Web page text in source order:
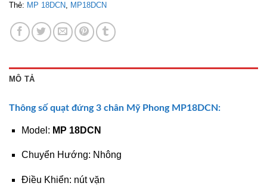
Thẻ: MP 18DCN, MP18DCN
MÔ TẢ
Thông số quạt đứng 3 chân Mỹ PhongMP18DCN:
Model: MP 18DCN
Chuyển Hướng: Nhông
Điều Khiển: nút vặn